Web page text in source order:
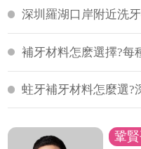
深圳羅湖口岸附近洗
補牙材料怎麽選擇?每
蛀牙補牙材料怎麼選?
鞏